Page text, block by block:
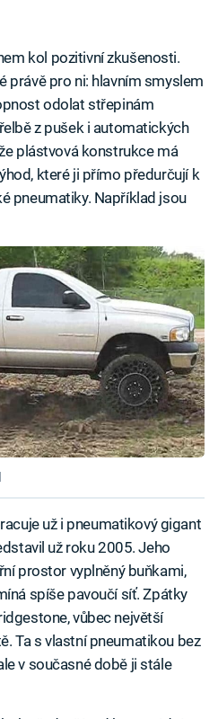
kol pozitivní zkušenosti.
právě pro ni: hlavním smyslem
odolat střepinám
z pušek i automatických
plástvová konstrukce má
které ji přímo předurčují k
pneumatiky. Například jsou
už i pneumatikový gigant
už roku 2005. Jeho
prostor vyplněný buňkami,
spíše pavoučí síť. Zpátky
vůbec největší
Ta s vlastní pneumatikou bez
v současné době ji stále